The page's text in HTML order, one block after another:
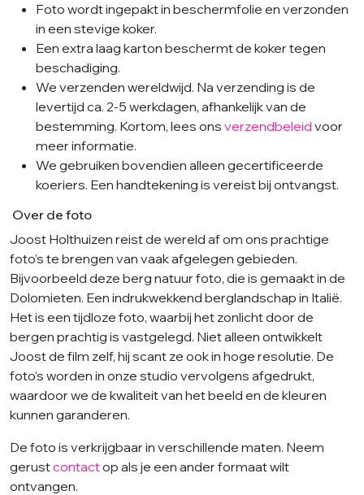
Foto wordt ingepakt in beschermfolie en verzonden
in een stevige koker.
Een extra laag karton beschermt de koker tegen
beschadiging.
We verzenden wereldwijd. Na verzending is de
levertijd ca. 2-5 werkdagen, afhankelijk van de
bestemming. Kortom, lees ons verzendbeleid voor
meer informatie.
We gebruiken bovendien alleen gecertificeerde
koeriers. Een handtekening is vereist bij ontvangst.
Over de foto
Joost Holthuizen reist de wereld af om ons prachtige
foto’s te brengen van vaak afgelegen gebieden.
Bijvoorbeeld deze berg natuur foto, die is gemaakt in de
Dolomieten. Een indrukwekkend berglandschap in Italië.
Het is een tijdloze foto, waarbij het zonlicht door de
bergen prachtig is vastgelegd. Niet alleen ontwikkelt
Joost de film zelf, hij scant ze ook in hoge resolutie. De
foto’s worden in onze studio vervolgens afgedrukt,
waardoor we de kwaliteit van het beeld en de kleuren
kunnen garanderen.
De foto is verkrijgbaar in verschillende maten. Neem
gerustcontactop als je een ander formaat wilt
ontvangen.